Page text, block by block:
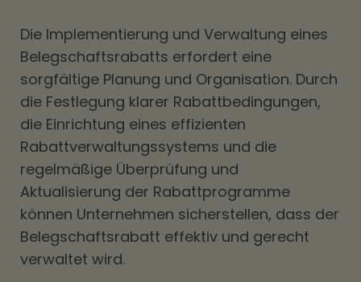
Die Implementierung und Verwaltung eines
Belegschaftsrabatts erfordert eine
sorgfältige Planung und Organisation. Durch
die Festlegung klarer Rabattbedingungen,
die Einrichtung eines effizienten
Rabattverwaltungssystems und die
regelmäßige Überprüfung und
Aktualisierung der Rabattprogramme
können Unternehmen sicherstellen, dass der
Belegschaftsrabatt effektiv und gerecht
verwaltet wird.